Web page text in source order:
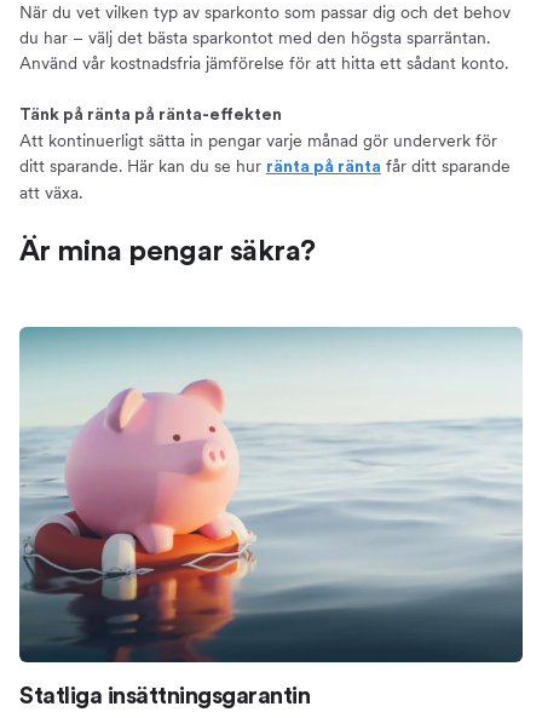
När du vet vilken typ av sparkonto som passar dig och det behov
du har – välj det bästa sparkontot med den högsta sparräntan.
Använd vår kostnadsfria jämförelse för att hitta ett sådant konto.
Tänk på ränta på ränta-effekten
Att kontinuerligt sätta in pengar varje månad gör underverk för
ditt sparande. Här kan du se hur ränta på ränta får ditt sparande
att växa.
Är mina pengar säkra?
Statliga insättningsgarantin